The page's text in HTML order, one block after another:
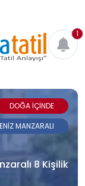
1
8 Kişilik
DOĞA İÇİNDE
MANZARALI